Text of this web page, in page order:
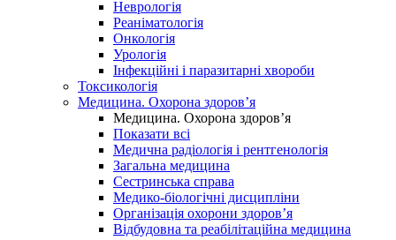
Неврологія
Реаніматологія
Онкологія
Урологія
Інфекційні і паразитарні хвороби
Токсикологія
Медицина. Охорона здоров’я
Медицина. Охорона здоров’я
Показати всі
Медична радіологія і рентгенологія
Загальна медицина
Сестринська справа
Медико-біологічні дисципліни
Організація охорони здоров’я
Відбудовна та реабілітаційна медицина